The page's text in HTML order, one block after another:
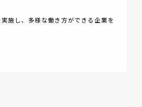
施し、多様な働き方ができる企業を